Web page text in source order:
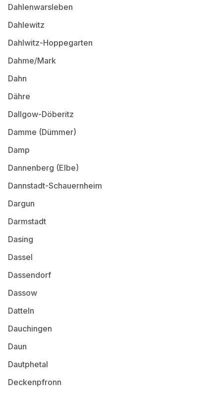
Dahlenwarsleben
Dahlewitz
Dahlwitz-Hoppegarten
Dahme/Mark
Dahn
Dähre
Dallgow-Döberitz
Damme (Dümmer)
Damp
Dannenberg (Elbe)
Dannstadt-Schauernheim
Dargun
Darmstadt
Dasing
Dassel
Dassendorf
Dassow
Datteln
Dauchingen
Daun
Dautphetal
Deckenpfronn